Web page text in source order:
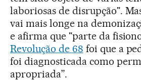
laboriosas de disrupção".
vai mais longe na
e afirma que "parte da
Revolução de 68 foi que a
foi diagnosticada como
apropriada”.